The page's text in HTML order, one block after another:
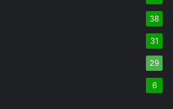
38
31
29
6